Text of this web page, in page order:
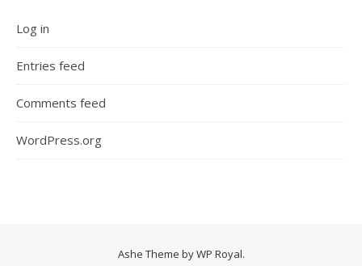
Log in
Entries feed
Comments feed
WordPress.org
Ashe Theme byWP Royal.